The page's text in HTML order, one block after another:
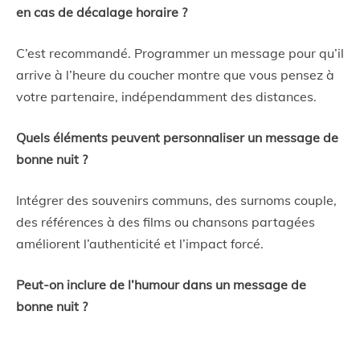
en cas de décalage horaire ?
C’est recommandé. Programmer un message pour qu’il
arrive à l’heure du coucher montre que vous pensez à
votre partenaire, indépendamment des distances.
Quels éléments peuvent personnaliser un message de
bonne nuit ?
Intégrer des souvenirs communs, des surnoms couple,
des références à des films ou chansons partagées
améliorent l’authenticité et l’impact forcé.
Peut-on inclure de l’humour dans un message de
bonne nuit ?